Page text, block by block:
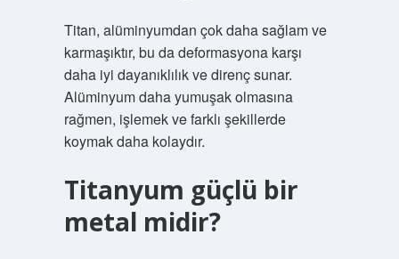
Titan, alüminyumdan çok daha sağlam ve
karmaşıktır, bu da deformasyona karşı
daha iyi dayanıklılık ve direnç sunar.
Alüminyum daha yumuşak olmasına
rağmen, işlemek ve farklı şekillerde
koymak daha kolaydır.
Titanyum güçlü bir
metal midir?